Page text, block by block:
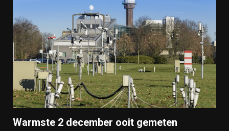
Warmste 2 december ooit gemeten